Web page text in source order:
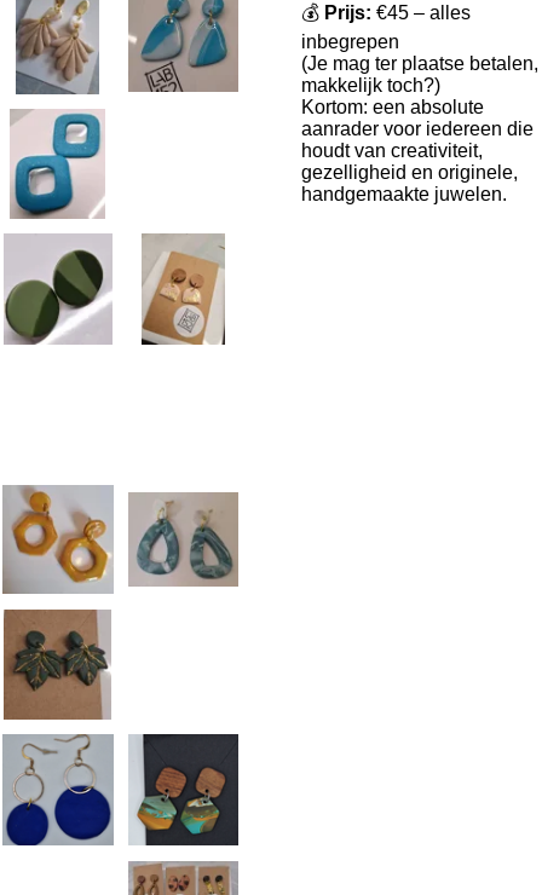
💰 Prijs: €45 – alles
inbegrepen
(Je mag ter plaatse betalen,
makkelijk toch?)
Kortom: een absolute
aanrader voor iedereen die
houdt van creativiteit,
gezelligheid en originele,
handgemaakte juwelen.